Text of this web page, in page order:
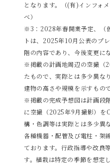
となります。（(有)インフォ
べ）
※3：2028年春開業予定、（
トは、2025年10月公表のプ
階の内容であり、今後変更に
※掲載の計画地周辺の空撮（
たもので、実際とは多少異な
建物の高さや規模を示すもの
※掲載の完成予想図は計画段
に空撮（2025年9月撮影）を
構・色調等は実際とは多少異
各種機器・配管及び電柱・架
ております。行政指導や改良
す。植栽は特定の季節を想定